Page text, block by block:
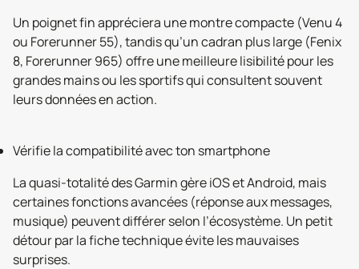
Un poignet fin appréciera une montre compacte (Venu 4
ou Forerunner 55), tandis qu’un cadran plus large (Fenix
8, Forerunner 965) offre une meilleure lisibilité pour les
grandes mains ou les sportifs qui consultent souvent
leurs données en action.
Vérifie la compatibilité avec ton smartphone
La quasi-totalité des Garmin gère iOS et Android, mais
certaines fonctions avancées (réponse aux messages,
musique) peuvent différer selon l’écosystème. Un petit
détour par la fiche technique évite les mauvaises
surprises.